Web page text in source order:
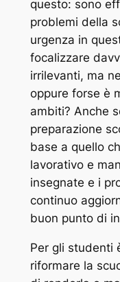
questo: sono
problemi della
urgenza in
focalizzare
irrilevanti, ma
oppure forse è
ambiti? Anche
preparazione
base a quello
lavorativo e
insegnate e i
continuo
buon punto di
Per gli studenti
riformare la